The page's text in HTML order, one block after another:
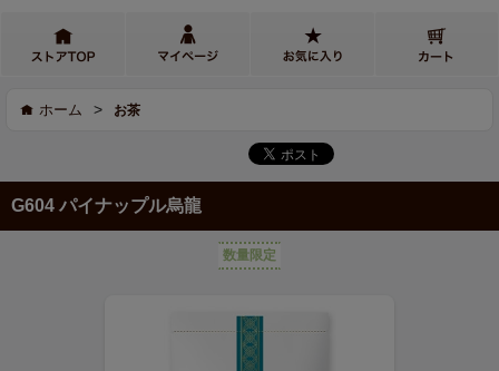
ホーム > お茶
G604 パイナップル烏龍
数量限定